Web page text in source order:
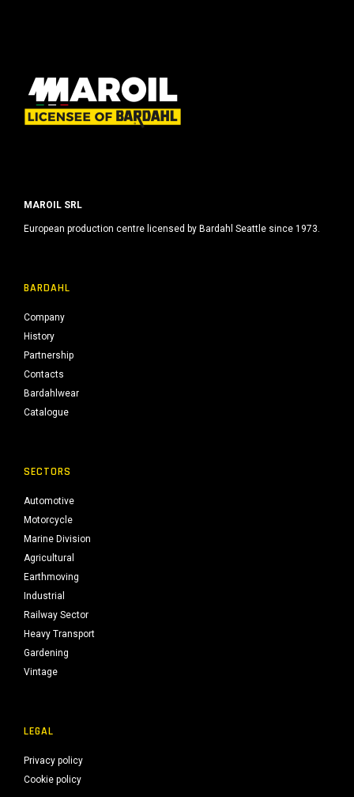
MAROIL SRL
European production centre licensed by Bardahl Seattle since 1973.
BARDAHL
Company
History
Partnership
Contacts
Bardahlwear
Catalogue
SECTORS
Automotive
Motorcycle
Marine Division
Agricultural
Earthmoving
Industrial
Railway Sector
Heavy Transport
Gardening
Vintage
LEGAL
Privacy policy
Cookie policy